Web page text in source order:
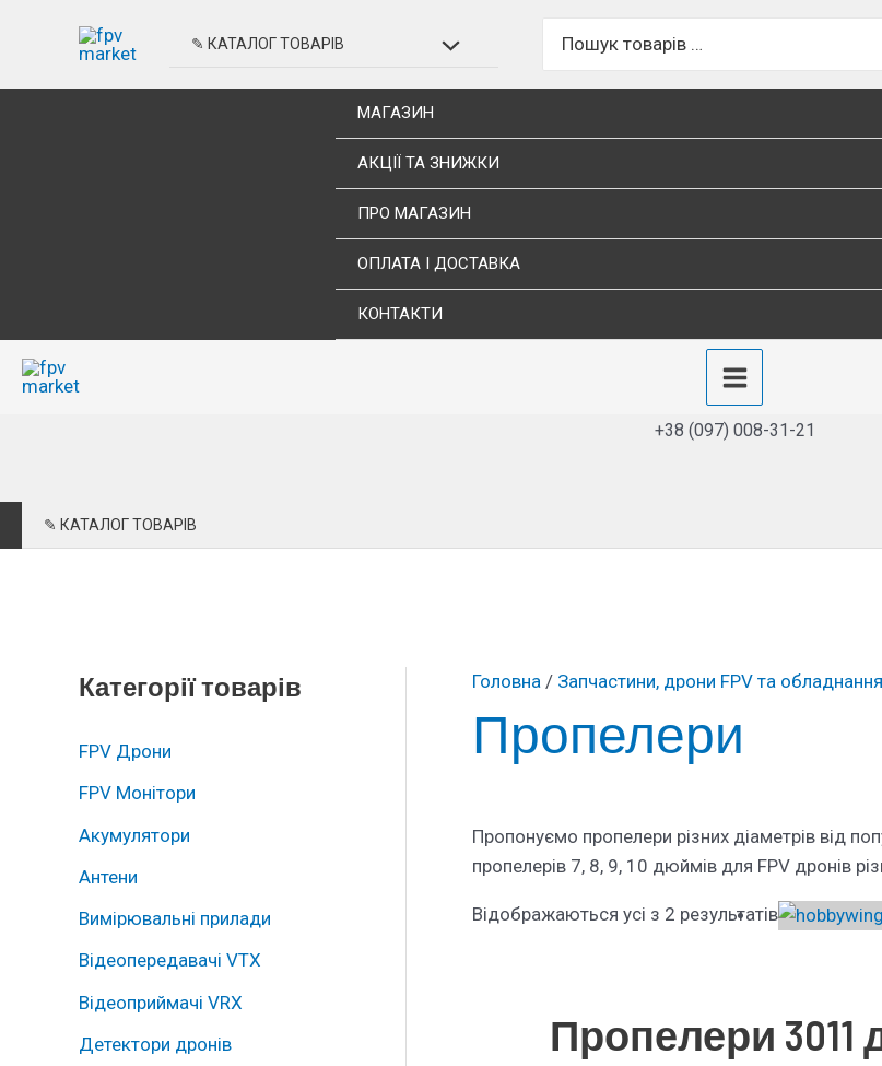
✎ КАТАЛОГ ТОВАРІВ Перемикач
меню
Пошук
для:
МАГАЗИН
АКЦІЇ ТА ЗНИЖКИ
ПРО МАГАЗИН
ОПЛАТА І ДОСТАВКА
КОНТАКТИ
Main
Menu
+38 (097) 008-31-21
✎ КАТАЛОГ ТОВАРІВ
Категорії товарів
FPV Дрони
FPV Монітори
Акумулятори
Антени
Вимірювальні прилади
Відеопередавачі VTX
Відеоприймачі VRX
Детектори дронів
Головна / Запчастини, дрони FPV та обладнання
Пропелери
Пропонуємо пропелери різних діаметрів від
пропелерів 7, 8, 9, 10 дюймів для FPV дронів
Відображаються усі з 2 результатів
Пропелери 3011